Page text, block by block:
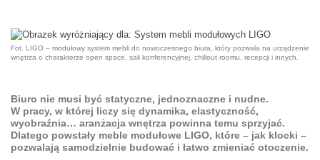
Fot. LIGO – modułowy system mebli do nowoczesnego biura, który pozwala na urządzenie
wnętrza o charakterze open space, sali konferencyjnej, chillout roomu, recepcji i innych.
Biuro nie musi być statyczne, jednoznaczne i nudne.
W pracy, w której liczy się dynamika, elastyczność,
wyobraźnia… aranżacja wnętrza powinna temu sprzyjać.
Dlatego powstały meble modułowe LIGO, które – jak klocki –
pozwalają samodzielnie budować i łatwo zmieniać otoczenie.